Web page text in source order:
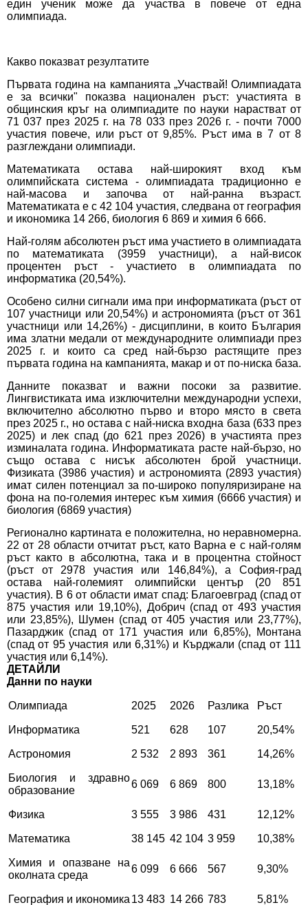
един ученик може да участва в повече от една
олимпиада.
Какво показват резултатите
Първата година на кампанията „Участвай! Олимпиадата
е за всички" показва национален ръст: участията в
общинския кръг на олимпиадите по науки нарастват от
71 037 през 2025 г. на 78 033 през 2026 г. - почти 7000
участия повече, или ръст от 9,85%. Ръст има в 7 от 8
разглеждани олимпиади.
Математиката остава най-широкият вход към
олимпийската система - олимпиадата традиционно е
най-масова и започва от най-ранна възраст.
Математиката е с 42 104 участия, следвана от география
и икономика 14 266, биология 6 869 и химия 6 666.
Най-голям абсолютен ръст има участието в олимпиадата
по математиката (3959 участници), а най-висок
процентен ръст - участието в олимпиадата по
информатика (20,54%).
Особено силни сигнали има при информатиката (ръст от
107 участници или 20,54%) и астрономията (ръст от 361
участници или 14,26%) - дисциплини, в които България
има златни медали от международните олимпиади през
2025 г. и които са сред най-бързо растящите през
първата година на кампанията, макар и от по-ниска база.
Данните показват и важни посоки за развитие.
Лингвистиката има изключителни международни успехи,
включително абсолютно първо и второ място в света
през 2025 г., но остава с най-ниска входна база (633 през
2025) и лек спад (до 621 през 2026) в участията през
изминалата година. Информатиката расте най-бързо, но
също остава с нисък абсолютен брой участници.
Физиката (3986 участия) и астрономията (2893 участия)
имат силен потенциал за по-широко популяризиране на
фона на по-големия интерес към химия (6666 участия) и
биология (6869 участия)
Регионално картината е положителна, но неравномерна.
22 от 28 области отчитат ръст, като Варна е с най-голям
ръст както в абсолютна, така и в процентна стойност
(ръст от 2978 участия или 146,84%), а София-град
остава най-големият олимпийски център (20 851
участия). В 6 от области имат спад: Благоевград (спад от
875 участия или 19,10%), Добрич (спад от 493 участия
или 23,85%), Шумен (спад от 405 участия или 23,77%),
Пазарджик (спад от 171 участия или 6,85%), Монтана
(спад от 95 участия или 6,31%) и Кърджали (спад от 111
участия или 6,14%).
ДЕТАЙЛИ
Данни по науки
Олимпиада 2025 2026 Разлика Ръст
Информатика 521 628 107 20,54%
Астрономия 2 532 2 893 361 14,26%
Биология и здравно
образование
6 069 6 869 800 13,18%
Физика 3 555 3 986 431 12,12%
Математика 38 145 42 104 3 959 10,38%
Химия и опазване на
околната среда
6 099 6 666 567 9,30%
География и икономика 13 483 14 266 783 5,81%